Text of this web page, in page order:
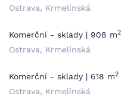
Ostrava, Krmelínská
Komerční - sklady | 908 m2
Ostrava, Krmelínská
Komerční - sklady | 618 m2
Ostrava, Krmelínská